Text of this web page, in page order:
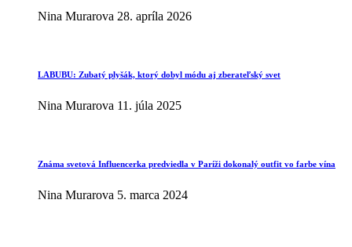
Nina Murarova 28. apríla 2026
LABUBU: Zubatý plyšák, ktorý dobyl módu aj zberateľský svet
Nina Murarova 11. júla 2025
Známa svetová Influencerka predviedla v Paríži dokonalý outfit vo farbe vína
Nina Murarova 5. marca 2024